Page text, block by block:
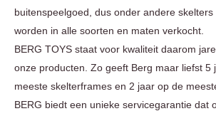
buitenspeelgoed, dus onder andere
worden in alle soorten en maten verkocht.
BERG TOYS staat voor kwaliteit daarom
onze producten. Zo geeft Berg maar liefst 5
meeste skelterframes en 2 jaar op de
BERG biedt een unieke servicegarantie dat